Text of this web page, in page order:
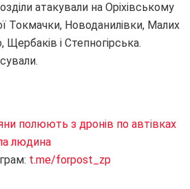
атакували на Оріхівському
Токмачки, Новоданилівки, Малих
і Степногірська.
полюють з дронів по автівках
людина
t.me/forpost_zp